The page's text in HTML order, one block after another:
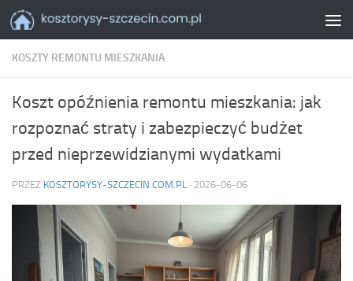
Skip to content
KOSZTY REMONTU MIESZKANIA
Koszt opóźnienia remontu mieszkania: jak
rozpoznać straty i zabezpieczyć budżet
przed nieprzewidzianymi wydatkami
PRZEZ KOSZTORYSY-SZCZECIN.COM.PL · 2026-06-06